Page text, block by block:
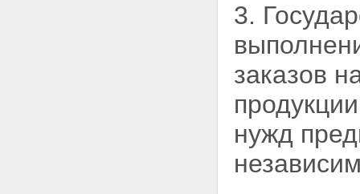
3.
заказов
нужд